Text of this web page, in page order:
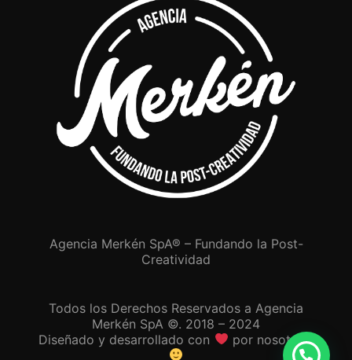
Agencia Merkén SpA® – Fundando la Post-
Creatividad
Todos los Derechos Reservados a Agencia
Merkén SpA ©. 2018 – 2024
Diseñado y desarrollado con
por nosotros